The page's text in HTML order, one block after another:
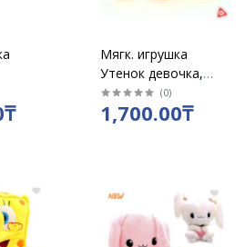
,
см
Мягк. игрушка
Утенок девочка,
мальчик (муз)
(0)
1,700.00₸